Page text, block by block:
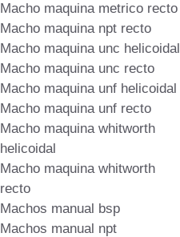
Macho maquina metrico recto
Macho maquina npt recto
Macho maquina unc helicoidal
Macho maquina unc recto
Macho maquina unf helicoidal
Macho maquina unf recto
Macho maquina whitworth
helicoidal
Macho maquina whitworth
recto
Machos manual bsp
Machos manual npt